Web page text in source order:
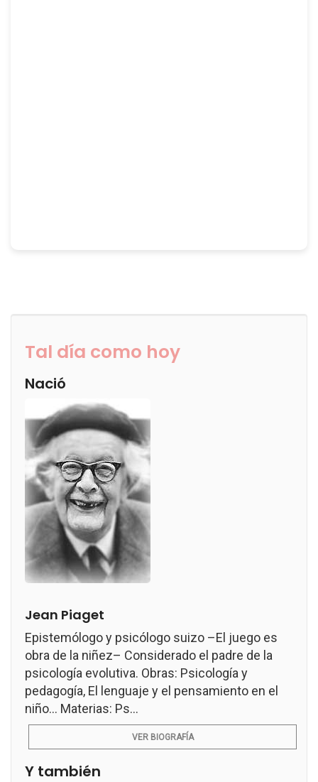
Tal día como hoy
Nació
Jean Piaget
Epistemólogo y psicólogo suizo –El juego es
obra de la niñez– Considerado el padre de la
psicología evolutiva. Obras: Psicología y
pedagogía, El lenguaje y el pensamiento en el
niño... Materias: Ps...
VER BIOGRAFÍA
Y también